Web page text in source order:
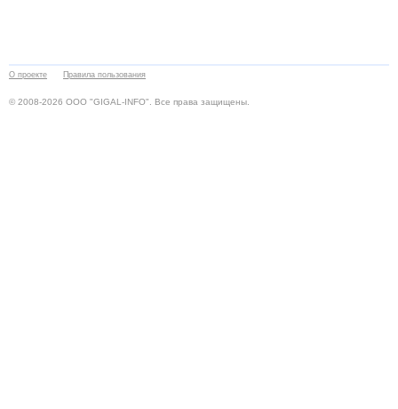
О проекте Правила пользования
© 2008-2026 ООО "GIGAL-INFO". Все права защищены.